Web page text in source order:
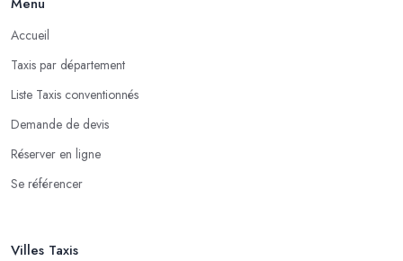
Accueil
Taxis par département
Liste Taxis conventionnés
Demande de devis
Réserver en ligne
Se référencer
Villes Taxis